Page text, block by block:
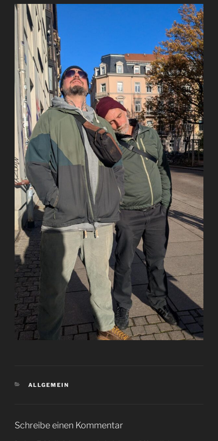
KATEGORIEN
ALLGEMEIN
Schreibe einen Kommentar